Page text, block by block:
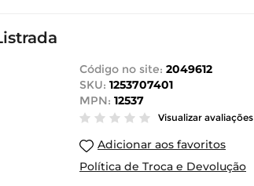
Código no site: 2049612
SKU: 1253707401
MPN: 12537
Visualizar avaliações
Adicionar aos favoritos
Política de Troca e Devolução